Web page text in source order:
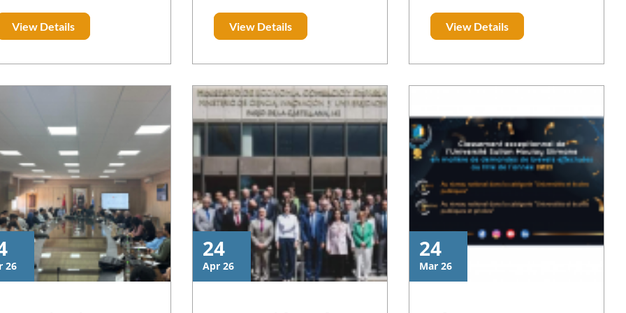
تعليم اللغة العربية للناطقين
وبغيرها: تقييم وتطوير”، الذي عقدته
والعلوم والثقافة (إيسيسكو)
لسفراء وممثلي بعثات دبلوماسية
View Details
Francophonie le 20 mars 2024
un concours d’excellence à
l’espace francophone ayant
les projets d’innovation à fort
potentiel en langue française et
contribuant aux objectifs
View Details
بالعاصمة الإيطالية روما. هذا الحدث،
الذي جاء نتيجة لتعاون بين وزارة
ووزارة التعليم العالي والبحث
View Details
26
24
Apr 26
24
Mar 26